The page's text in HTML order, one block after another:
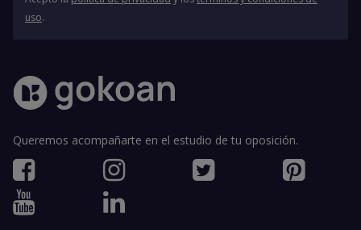
uso.
Queremos acompañarte en el estudio de tu oposición.